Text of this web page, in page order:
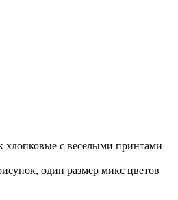
хлопковые с веселыми принтами
один размер микс цветов